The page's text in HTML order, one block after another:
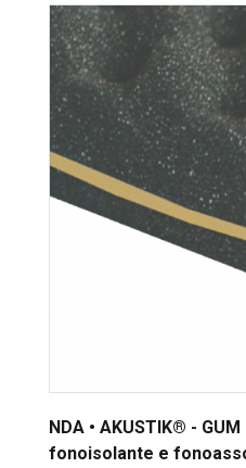
NDA • AKUSTIK® -
fonoisolante e